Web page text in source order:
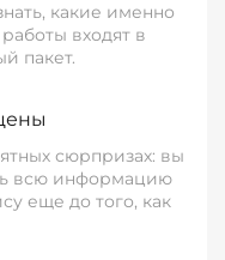
какие именно
входят в
пакет.
сюрпризах: вы
всю информацию
еще до того, как